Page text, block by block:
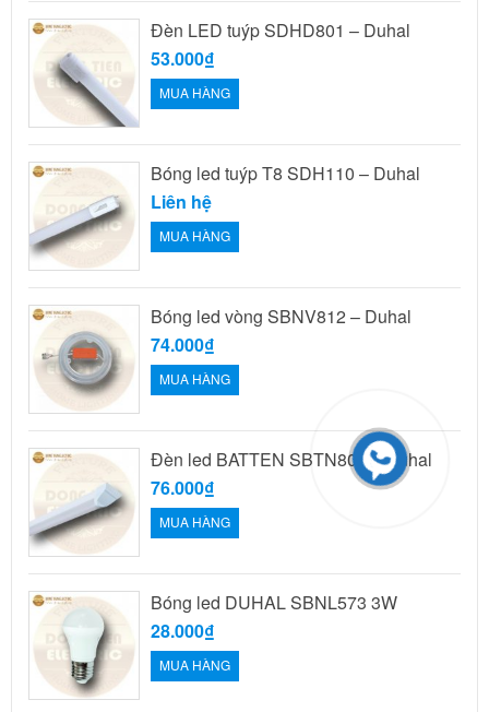
Đèn LED tuýp SDHD801 – Duhal
53.000₫
MUA HÀNG
Bóng led tuýp T8 SDH110 – Duhal
Liên hệ
MUA HÀNG
Bóng led vòng SBNV812 – Duhal
74.000₫
MUA HÀNG
Đèn led BATTEN SBTN809 – Duhal
76.000₫
MUA HÀNG
Bóng led DUHAL SBNL573 3W
28.000₫
MUA HÀNG